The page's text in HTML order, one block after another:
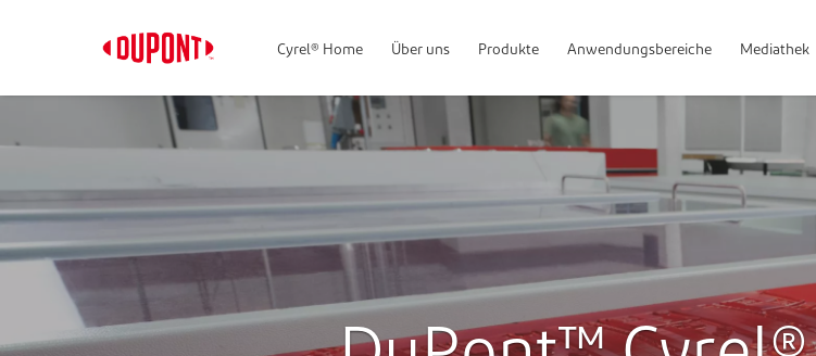
Cyrel® Home Über uns Produkte Anwendungsbereiche Mediathek